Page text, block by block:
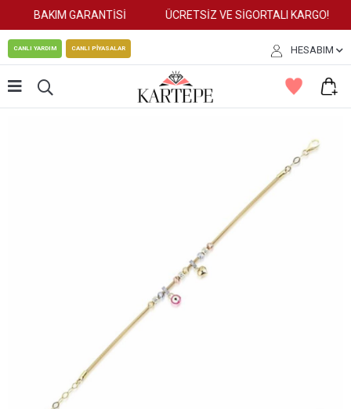
BAKIM GARANTİSİ ÜCRETSİZ VE SİGORTALI KARGO!
CANLI YARDIM CANLI PİYASALAR HESABIM